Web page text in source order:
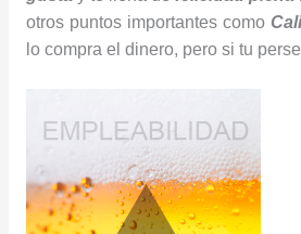
otros puntos importantes como
lo compra el dinero, pero si tu